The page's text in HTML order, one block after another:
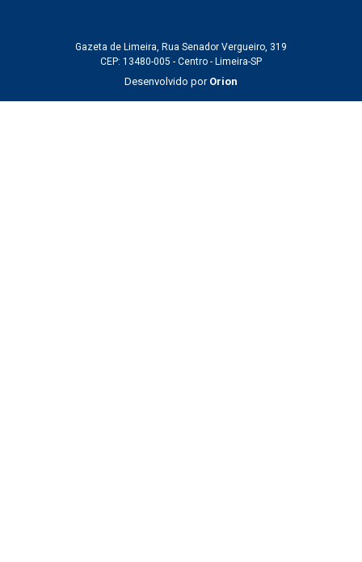
Gazeta de Limeira, Rua Senador Vergueiro, 319
CEP: 13480-005 - Centro - Limeira-SP
Desenvolvido por Orion